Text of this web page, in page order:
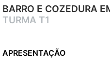
BARRO E COZEDURA
TURMA T1
APRESENTAÇÃO